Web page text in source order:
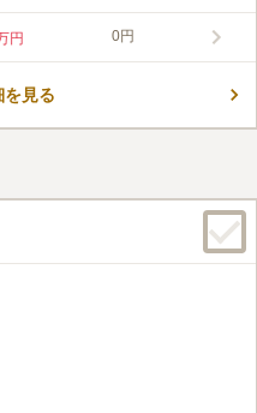
教宗派不問かつ年間管理費不要
養が受けられます。広大な駐車場
祀されることなく、ご家族やお一
せん。
円 0円
を見る